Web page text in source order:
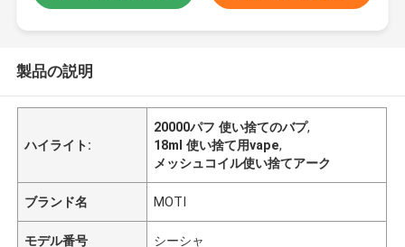
製品の説明
ハイライト:
20000パフ 使い捨てのバプ,
18ml 使い捨て用vape,
メッシュコイル使い捨てアーク
ブランド名 MOTI
モデル番号 シーシャ